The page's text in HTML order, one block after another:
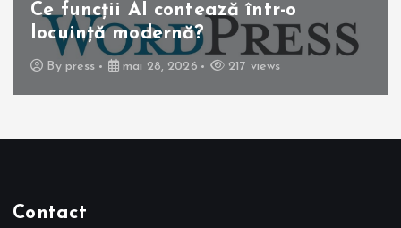
Operația de colecist laparoscopică:
beneficii pentru pacient
By press mai 10, 2026 257 views
Contact